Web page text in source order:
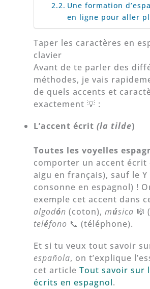
Une formation
en ligne pour aller
Taper les caractères en
clavier
Avant de te parler des
méthodes, je vais
de quels accents et
exactement 💡 :
L’accent écrit(la tilde)
Toutes les voyelles
comporter un accent écrit
aigu en français), sauf le
consonne en espagnol) !
exemple cet accent dans
algodón (coton),música 🎼
teléfono 📞 (téléphone).
Et si tu veux tout savoir
española, on t’explique
cet articleTout savoir sur
écrits en espagnol.